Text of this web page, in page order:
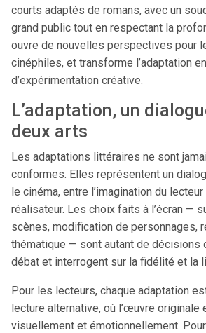
courts adaptés de romans, avec un
grand public tout en respectant la
ouvre de nouvelles perspectives pour
cinéphiles, et transforme l’adaptation
d’expérimentation créative.
L’adaptation, un
deux arts
Les adaptations littéraires ne sont
conformes. Elles représentent un
le cinéma, entre l’imagination du
réalisateur. Les choix faits à l’écran —
scènes, modification de personnages,
thématique — sont autant de décisions
débat et interrogent sur la fidélité et la
Pour les lecteurs, chaque adaptation
lecture alternative, où l’œuvre originale
visuellement et émotionnellement.